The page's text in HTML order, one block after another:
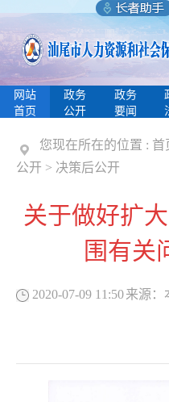
网站
首页
政务
公开
政务
要闻
您现在所在的位置 : 首
公开 > 决策后公开
关于做好扩
围有关
2020-07-09 11:50来源：